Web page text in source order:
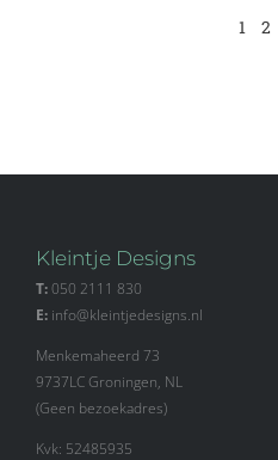
1 2
Kleintje Designs
T:050 2111 830
E: info@kleintjedesigns.nl
Menkemaheerd 73
9737LC Groningen, NL
(Geen bezoekadres)
Kvk: 52485935